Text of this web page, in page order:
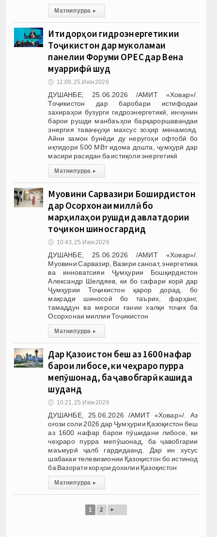
Матни пурра ▸
Иқтидорҳои гидроэнергетикии
Тоҷикистон дар муколамаи
панелии Форуми OPEC дар Вена
муаррифӣ шуд
🕔 11:09, 25.Июн 2026
ДУШАНБЕ, 25.06.2026 /АМИТ «Ховар»/.
Тоҷикистон дар баробари истифодаи
захираҳои бузурги гидроэнергетикӣ, инчунин
барои рушди манбаъҳои барқароршавандаи
энергия таваҷҷуҳи махсус зоҳир менамояд.
Айни замон бунёди ду неругоҳи офтобӣ бо
иқтидори 500 МВт идома дошта, ҷумҳурӣ дар
масири расидан ба истиқоли энергетикӣ
Матни пурра ▸
Муовини Сарвазири Бошқирдистон
дар Осорхонаи миллӣ бо
марҳилаҳои рушди давлатдории
тоҷикон шинос гардид
🕔 10:43, 25.Июн 2026
ДУШАНБЕ, 25.06.2026 /АМИТ «Ховар»/.
Муовини Сарвазир, Вазири саноат, энергетика
ва инноватсияи Ҷумҳурии Бошқирдистон
Александр Шелдяев, ки бо сафари корӣ дар
Ҷумҳурии Тоҷикистон қарор дорад, бо
мақсади шиносоӣ бо таърих, фарҳанг,
тамаддун ва мероси ғании халқи тоҷик ба
Осорхонаи миллии Тоҷикистон
Матни пурра ▸
Дар Қазоқистон беш аз 1600 нафар
барои либосе, ки чеҳраро пурра
мепӯшонад, ба ҷавобгарӣ кашида
шуданд
🕔 10:21, 25.Июн 2026
ДУШАНБЕ, 25.06.2026 /АМИТ «Ховар»/. Аз
оғози соли 2026 дар Ҷумҳурии Қазоқистон беш
аз 1600 нафар барои пӯшидани либосе, ки
чеҳраро пурра мепӯшонад, ба ҷавобгарии
маъмурӣ ҷалб гардидаанд. Дар ин хусус
шабакаи телевизионии Қазоқистон бо истинод
ба Вазорати корҳои дохилии Қазоқистон
Матни пурра ▸
1 2 ▸